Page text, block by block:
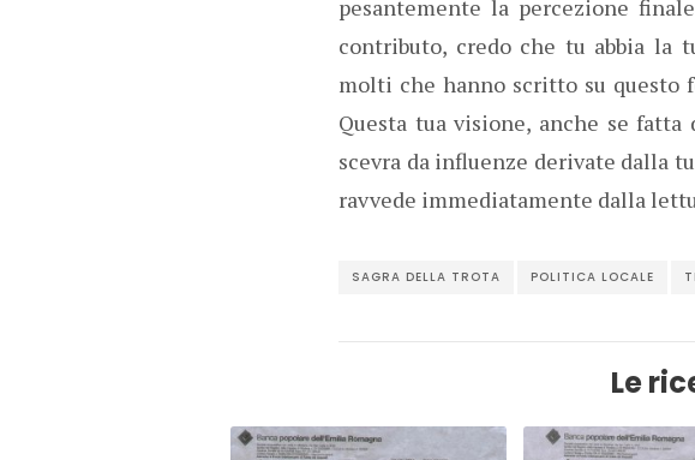
pesantemente la percezione
contributo, credo che tu abbia la
molti che hanno scritto su questo
Questa tua visione, anche se
scevra da influenze derivate dalla
ravvede immediatamente dalla
SAGRA DELLA TROTA POLITICA LOCALE
Le